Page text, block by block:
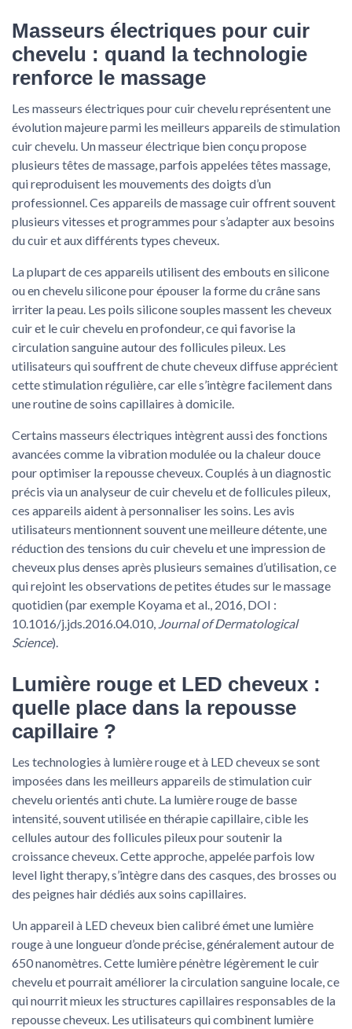
Masseurs électriques pour cuir
chevelu : quand la technologie
renforce le massage
Les masseurs électriques pour cuir chevelu représentent une
évolution majeure parmi les meilleurs appareils de stimulation
cuir chevelu. Un masseur électrique bien conçu propose
plusieurs têtes de massage, parfois appelées têtes massage,
qui reproduisent les mouvements des doigts d’un
professionnel. Ces appareils de massage cuir offrent souvent
plusieurs vitesses et programmes pour s’adapter aux besoins
du cuir et aux différents types cheveux.
La plupart de ces appareils utilisent des embouts en silicone
ou en chevelu silicone pour épouser la forme du crâne sans
irriter la peau. Les poils silicone souples massent les cheveux
cuir et le cuir chevelu en profondeur, ce qui favorise la
circulation sanguine autour des follicules pileux. Les
utilisateurs qui souffrent de chute cheveux diffuse apprécient
cette stimulation régulière, car elle s’intègre facilement dans
une routine de soins capillaires à domicile.
Certains masseurs électriques intègrent aussi des fonctions
avancées comme la vibration modulée ou la chaleur douce
pour optimiser la repousse cheveux. Couplés à un diagnostic
précis via un analyseur de cuir chevelu et de follicules pileux,
ces appareils aident à personnaliser les soins. Les avis
utilisateurs mentionnent souvent une meilleure détente, une
réduction des tensions du cuir chevelu et une impression de
cheveux plus denses après plusieurs semaines d’utilisation, ce
qui rejoint les observations de petites études sur le massage
quotidien (par exemple Koyama et al., 2016, DOI :
10.1016/j.jds.2016.04.010, Journal of Dermatological
Science).
Lumière rouge et LED cheveux :
quelle place dans la repousse
capillaire ?
Les technologies à lumière rouge et à LED cheveux se sont
imposées dans les meilleurs appareils de stimulation cuir
chevelu orientés anti chute. La lumière rouge de basse
intensité, souvent utilisée en thérapie capillaire, cible les
cellules autour des follicules pileux pour soutenir la
croissance cheveux. Cette approche, appelée parfois low
level light therapy, s’intègre dans des casques, des brosses ou
des peignes hair dédiés aux soins capillaires.
Un appareil à LED cheveux bien calibré émet une lumière
rouge à une longueur d’onde précise, généralement autour de
650 nanomètres. Cette lumière pénètre légèrement le cuir
chevelu et pourrait améliorer la circulation sanguine locale, ce
qui nourrit mieux les structures capillaires responsables de la
repousse cheveux. Les utilisateurs qui combinent lumière